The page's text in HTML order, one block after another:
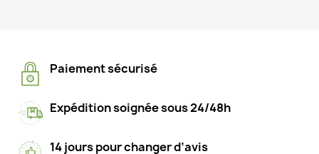
Paiement sécurisé
Expédition soignée sous 24/48h
14 jours pour changer d’avis